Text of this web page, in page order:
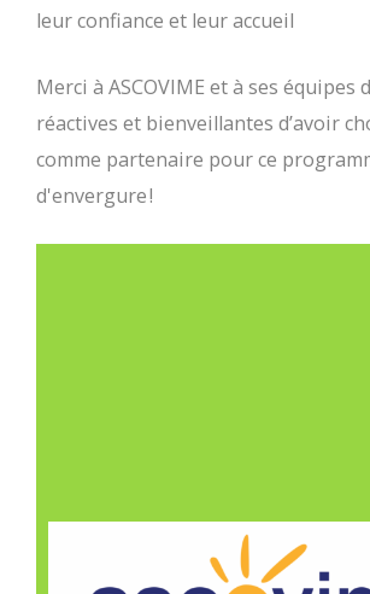
leur confiance et leur accueil
Merci à ASCOVIME et à ses équipes
réactives et bienveillantes d’avoir
comme partenaire pour ce
d'envergure!